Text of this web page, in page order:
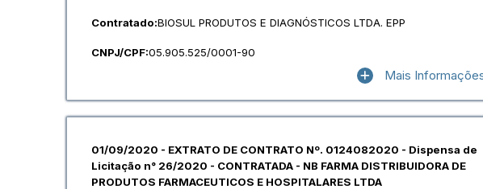
Contratado:BIOSUL PRODUTOS E DIAGNÓSTICOS LTDA. EPP
CNPJ/CPF:05.905.525/0001-90
Mais
01/09/2020 - EXTRATO DE CONTRATO Nº. 0124082020 - Dispensa de
Licitação n° 26/2020 - CONTRATADA - NB FARMA DISTRIBUIDORA DE
PRODUTOS FARMACEUTICOS E HOSPITALARES LTDA